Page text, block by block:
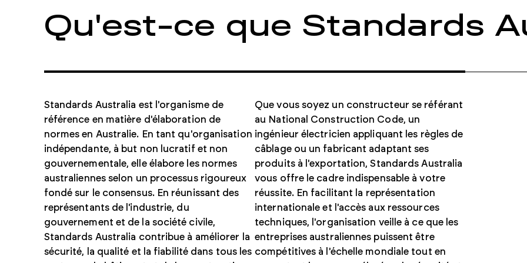
Acheter des normes
individuelles
Notre boutique en ligne vous permet d'acheter et de
télécharger rapidement des documents à l'unité.
Acheter des normes
Haystack Gold
Accès sécurisé, chaînes Défense
Qu'est-ce que Standards
Standards Australia est l'organisme de
référence en matière d'élaboration de
normes en Australie. En tant qu'organisation
indépendante, à but non lucratif et non
gouvernementale, elle élabore les normes
australiennes selon un processus rigoureux
fondé sur le consensus. En réunissant des
représentants de l'industrie, du
gouvernement et de la société civile,
Standards Australia contribue à améliorer la
sécurité, la qualité et la fiabilité dans tous les
Que vous soyez un constructeur se référant
au National Construction Code, un
ingénieur électricien appliquant les règles de
câblage ou un fabricant adaptant ses
produits à l'exportation, Standards Australia
vous offre le cadre indispensable à votre
réussite. En facilitant la représentation
internationale et l'accès aux ressources
techniques, l'organisation veille à ce que les
entreprises australiennes puissent être
compétitives à l'échelle mondiale tout en